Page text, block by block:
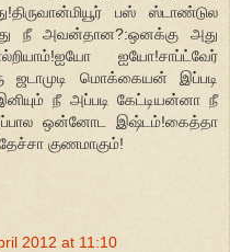
பஸ் ஸ்டாண்டுல
நீ அவன்தான?:ஒனக்கு அது
ஐயோ!சாப்ட்வேர்
ஜடாமுடி மொக்கையன் இப்படி
நீ அப்படி கேட்டியன்னா நீ
ஒன்னோட இஷ்டம்!கைத்தா
குணமாகும்!
2012 at 11:10